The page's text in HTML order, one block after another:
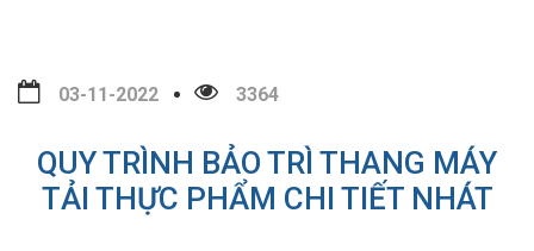
03-11-2022 3364
QUY TRÌNH BẢO TRÌ THANG MÁY
TẢI THỰC PHẨM CHI TIẾT NHÁT